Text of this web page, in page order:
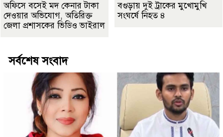
অফিসে বসেই মদ কেনার টাকা
দেওয়ার অভিযোগ, অতিরিক্ত
জেলা প্রশাসকের ভিডিও ভাইরাল
বগুড়ায় দুই ট্রাকের মুখোমুখি
সংঘর্ষে নিহত ৪
সর্বশেষ সংবাদ